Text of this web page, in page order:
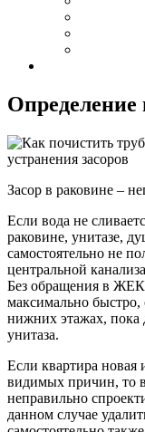
Засор в раковине –
Если вода не
раковине, унитазе,
самостоятельно не
центральной
Без обращения в ЖЕК
максимально быстро,
нижних этажах, пока
унитаза.
Если квартира новая
видимых причин, то
неправильно
данном случае